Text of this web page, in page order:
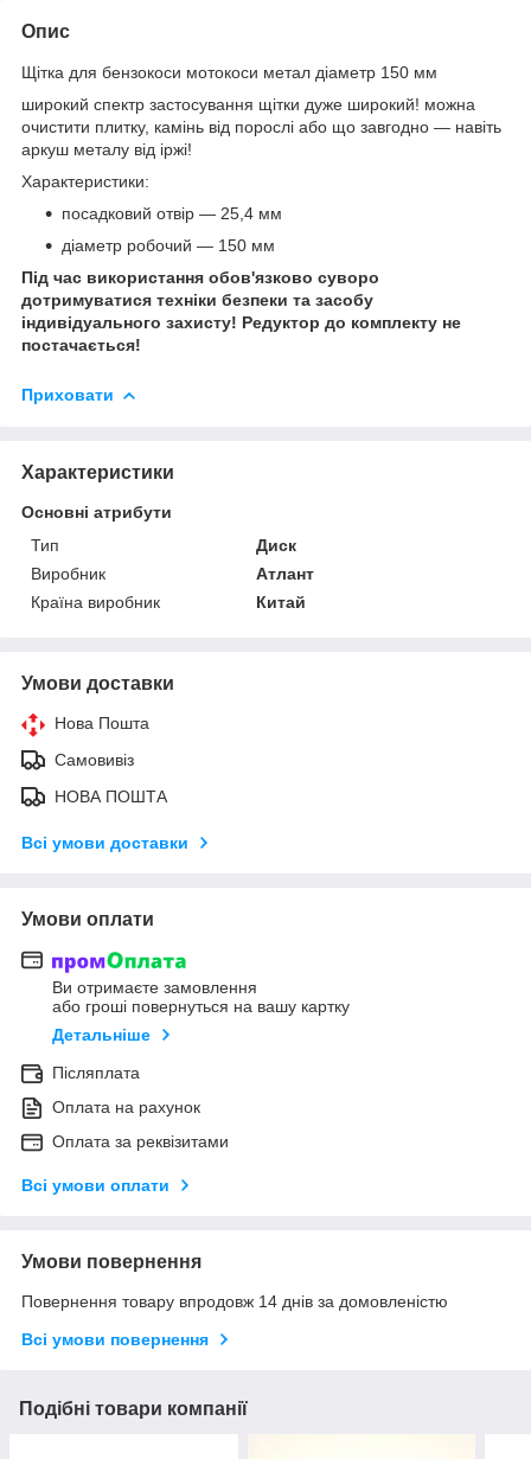
Опис
Щітка для бензокоси мотокоси метал діаметр 150 мм
широкий спектр застосування щітки дуже широкий! можна
очистити плитку, камінь від порослі або що завгодно — навіть
аркуш металу від іржі!
Характеристики:
посадковий отвір — 25,4 мм
діаметр робочий — 150 мм
Під час використання обов'язково суворо
дотримуватися техніки безпеки та засобу
індивідуального захисту! Редуктор до комплекту не
постачається!
Приховати
Характеристики
Основні атрибути
Тип
Диск
Виробник
Атлант
Країна виробник
Китай
Умови доставки
Нова Пошта
Самовивіз
НОВА ПОШТА
Всі умови доставки
Умови оплати
Ви отримаєте замовлення
або гроші повернуться на вашу картку
Детальніше
Післяплата
Оплата на рахунок
Оплата за реквізитами
Всі умови оплати
Умови повернення
Повернення товару впродовж 14 днів за домовленістю
Всі умови повернення
Подібні товари компанії